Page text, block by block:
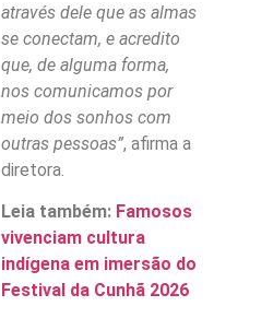
através dele que as almas
se conectam, e acredito
que, de alguma forma,
nos comunicamos por
meio dos sonhos com
outras pessoas”, afirma a
diretora.
Leia também: Famosos
vivenciam cultura
indígena em imersão do
Festival da Cunhã 2026